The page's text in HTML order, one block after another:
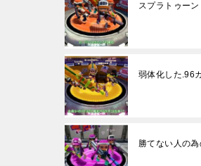
スプラトゥー
弱体化した.96
勝てない人の